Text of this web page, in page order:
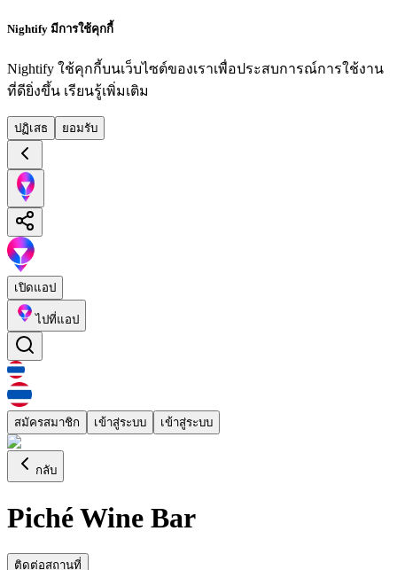
Nightify มีการใช้คุกกี้
Nightify ใช้คุกกี้บนเว็บไซต์ของเราเพื่อประสบการณ์การใช้งาน
ที่ดียิ่งขึ้น เรียนรู้เพิ่มเติม
ปฏิเสธ ยอมรับ
เปิดแอป
ไปที่แอป
สมัครสมาชิก เข้าสู่ระบบ เข้าสู่ระบบ
กลับ
Piché Wine Bar
ติดต่อสถานที่